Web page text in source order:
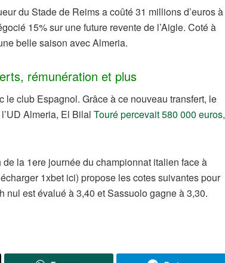
du Stade de Reims a coûté 31 millions d’euros à
15% sur une future revente de l’Aigle. Coté à
belle saison avec Almeria.
rémunération et plus
le club Espagnol. Grâce à ce nouveau transfert, le
Almeria, El Bilal Touré percevait 580 000 euros,
la 1ere journée du championnat italien face à
1xbet ici) propose les cotes suivantes pour
nul est évalué à 3,40 et Sassuolo gagne à 3,30.